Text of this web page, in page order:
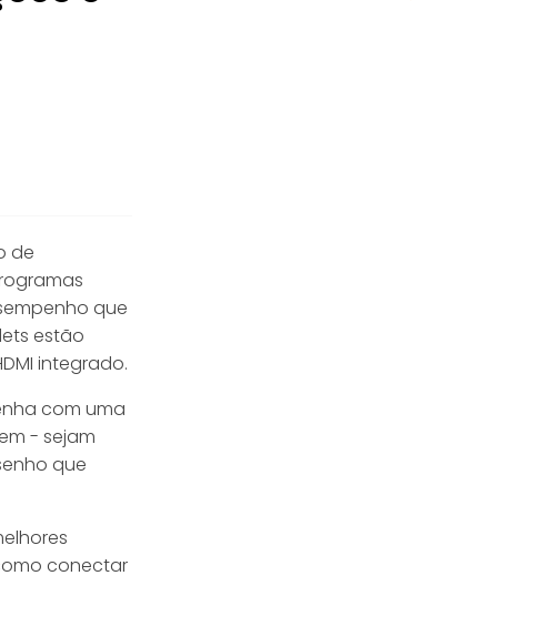
de
que
estão
integrado.
com uma
- sejam
que
conectar